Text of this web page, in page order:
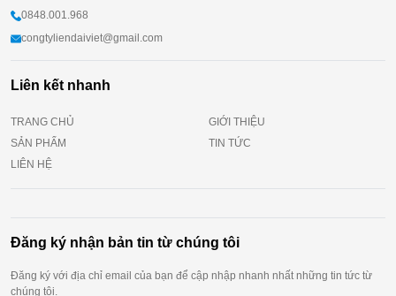
0848.001.968
congtyliendaiviet@gmail.com
Liên kết nhanh
TRANG CHỦ
GIỚI THIỆU
SẢN PHẨM
TIN TỨC
LIÊN HỆ
Đăng ký nhận bản tin từ chúng tôi
Đăng ký với địa chỉ email của bạn để cập nhập nhanh nhất những tin tức từ
chúng tôi.